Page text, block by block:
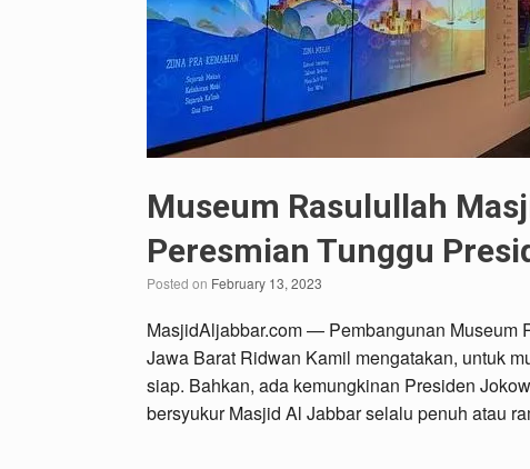
Museum Rasulullah
Peresmian Tunggu
Posted on February 13, 2023
MasjidAljabbar.com — Pembangunan Museum
Jawa Barat Ridwan Kamil mengatakan, untuk
siap. Bahkan, ada kemungkinan Presiden
bersyukur Masjid Al Jabbar selalu penuh atau